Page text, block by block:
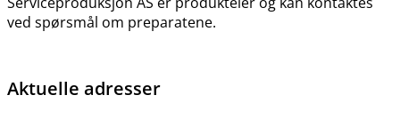
ved spørsmål om preparatene.
Aktuelle adresser